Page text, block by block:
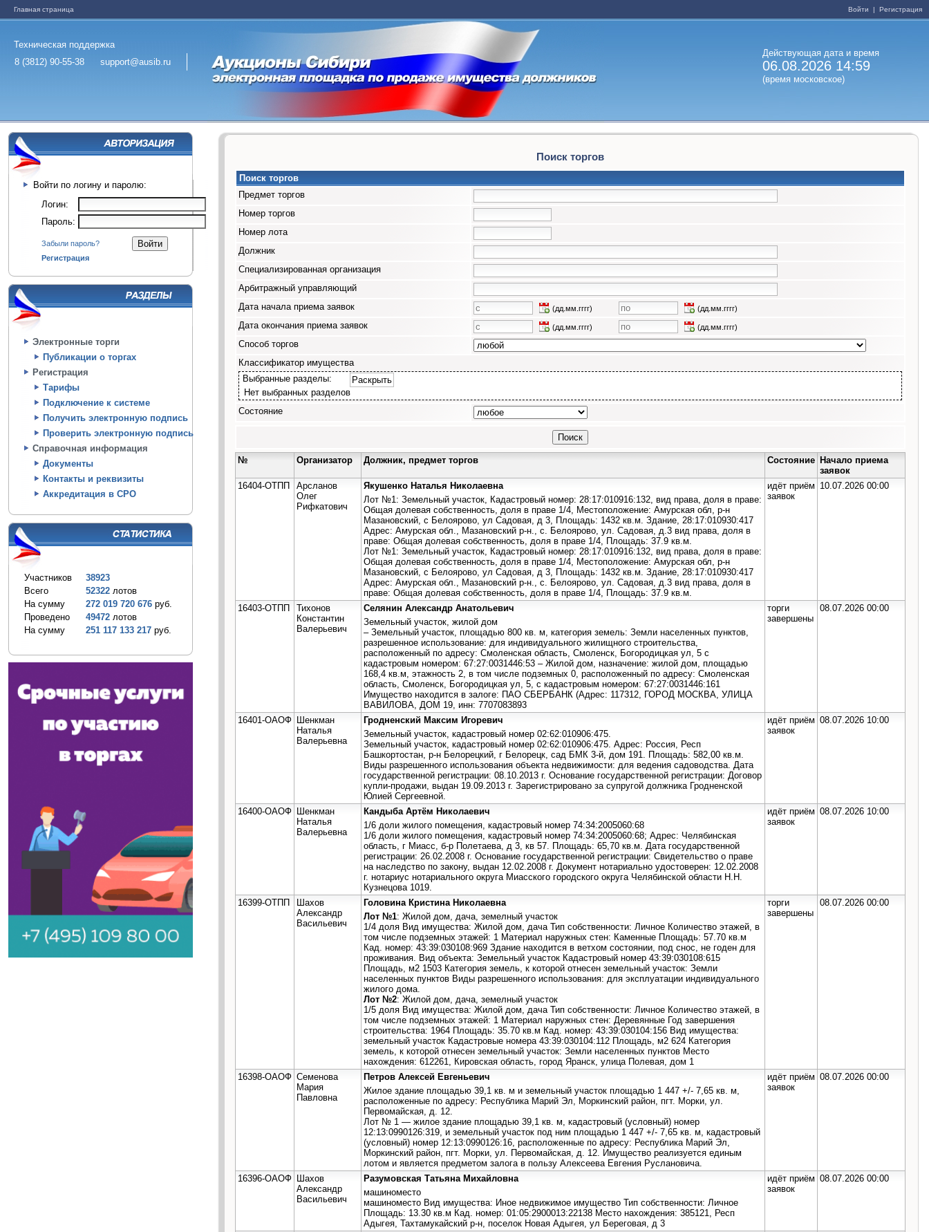
Главная страница Войти | Регистрация
Техническая поддержка
8 (3812) 90-55-38
support@ausib.ru
Действующая дата и время
06.08.2026 14:59
(время московское)
Войти по логину и паролю:
Логин:
Пароль:
Забыли пароль?
Регистрация
Электронные торги
Публикации о торгах
Регистрация
Тарифы
Подключение к системе
Получить электронную подпись
Проверить электронную подпись
Справочная информация
Документы
Контакты и реквизиты
Аккредитация в СРО
Участников
38923
Всего
52322 лотов
На сумму
272 019 720 676 руб.
Проведено
49472 лотов
На сумму
251 117 133 217 руб.
Поиск торгов
Поиск торгов
Предмет торгов
Номер торгов
Номер лота
Должник
Специализированная организация
Арбитражный управляющий
Дата начала приема заявок
(дд.мм.гггг) (дд.мм.гггг)
Дата окончания приема заявок (дд.мм.гггг) (дд.мм.гггг)
Способ торгов
Классификатор имущества
Выбранные разделы:
Раскрыть
Нет выбранных разделов
Состояние
№ Организатор Должник, предмет торгов Состояние Начало приема
заявок
16404-ОТПП
Арсланов
Олег
Рифкатович
Якушенко Наталья Николаевна
Лот №1: Земельный участок, Кадастровый номер: 28:17:010916:132, вид права, доля в праве:
Общая долевая собственность, доля в праве 1/4, Местоположение: Амурская обл, р-н
Мазановский, с Белоярово, ул Садовая, д 3, Площадь: 1432 кв.м. Здание, 28:17:010930:417
Адрес: Амурская обл., Мазановский р-н., с. Белоярово, ул. Садовая, д.3 вид права, доля в
праве: Общая долевая собственность, доля в праве 1/4, Площадь: 37.9 кв.м.
Лот №1: Земельный участок, Кадастровый номер: 28:17:010916:132, вид права, доля в праве:
Общая долевая собственность, доля в праве 1/4, Местоположение: Амурская обл, р-н
Мазановский, с Белоярово, ул Садовая, д 3, Площадь: 1432 кв.м. Здание, 28:17:010930:417
Адрес: Амурская обл., Мазановский р-н., с. Белоярово, ул. Садовая, д.3 вид права, доля в
праве: Общая долевая собственность, доля в праве 1/4, Площадь: 37.9 кв.м.
идёт приём
заявок
10.07.2026 00:00
16403-ОТПП
Тихонов
Константин
Валерьевич
Селянин Александр Анатольевич
Земельный участок, жилой дом
– Земельный участок, площадью 800 кв. м, категория земель: Земли населенных пунктов,
разрешенное использование: для индивидуального жилищного строительства,
расположенный по адресу: Смоленская область, Смоленск, Богородицкая ул, 5 с
кадастровым номером: 67:27:0031446:53 – Жилой дом, назначение: жилой дом, площадью
168,4 кв.м, этажность 2, в том числе подземных 0, расположенный по адресу: Смоленская
область, Смоленск, Богородицкая ул, 5, с кадастровым номером: 67:27:0031446:161
Имущество находится в залоге: ПАО СБЕРБАНК (Адрес: 117312, ГОРОД МОСКВА, УЛИЦА
ВАВИЛОВА, ДОМ 19, инн: 7707083893
торги
завершены
08.07.2026 00:00
16401-ОАОФ Шенкман
Наталья
Валерьевна
Гродненский Максим Игоревич
Земельный участок, кадастровый номер 02:62:010906:475.
Земельный участок, кадастровый номер 02:62:010906:475. Адрес: Россия, Респ
Башкортостан, р-н Белорецкий, г Белорецк, сад БМК 3-й, дом 191. Площадь: 582,00 кв.м.
Виды разрешенного использования объекта недвижимости: для ведения садоводства. Дата
государственной регистрации: 08.10.2013 г. Основание государственной регистрации: Договор
купли-продажи, выдан 19.09.2013 г. Зарегистрировано за супругой должника Гродненской
Юлией Сергеевной.
идёт приём
заявок
08.07.2026 10:00
16400-ОАОФ Шенкман
Наталья
Валерьевна
Кандыба Артём Николаевич
1/6 доли жилого помещения, кадастровый номер 74:34:2005060:68
1/6 доли жилого помещения, кадастровый номер 74:34:2005060:68; Адрес: Челябинская
область, г Миасс, б-р Полетаева, д 3, кв 57. Площадь: 65,70 кв.м. Дата государственной
регистрации: 26.02.2008 г. Основание государственной регистрации: Свидетельство о праве
на наследство по закону, выдан 12.02.2008 г. Документ нотариально удостоверен: 12.02.2008
г. нотариус нотариального округа Миасского городского округа Челябинской области Н.Н.
Кузнецова 1019.
идёт приём
заявок
08.07.2026 10:00
16399-ОТПП
Шахов
Александр
Васильевич
Головина Кристина Николаевна
Лот №1: Жилой дом, дача, земелный участок
1/4 доля Вид имущества: Жилой дом, дача Тип собственности: Личное Количество этажей, в
том числе подземных этажей: 1 Материал наружных стен: Каменные Площадь: 57.70 кв.м
Кад. номер: 43:39:030108:969 Здание находится в ветхом состоянии, под снос, не годен для
проживания. Вид объекта: Земельный участок Кадастровый номер 43:39:030108:615
Площадь, м2 1503 Категория земель, к которой отнесен земельный участок: Земли
населенных пунктов Виды разрешенного использования: для эксплуатации индивидуального
жилого дома.
Лот №2: Жилой дом, дача, земелный участок
1/5 доля Вид имущества: Жилой дом, дача Тип собственности: Личное Количество этажей, в
том числе подземных этажей: 1 Материал наружных стен: Деревянные Год завершения
строительства: 1964 Площадь: 35.70 кв.м Кад. номер: 43:39:030104:156 Вид имущества:
земельный участок Кадастровые номера 43:39:030104:112 Площадь, м2 624 Категория
земель, к которой отнесен земельный участок: Земли населенных пунктов Место
нахождения: 612261, Кировская область, город Яранск, улица Полевая, дом 1
торги
завершены
08.07.2026 00:00
16398-ОАОФ Семенова
Мария
Павловна
Петров Алексей Евгеньевич
Жилое здание площадью 39,1 кв. м и земельный участок площадью 1 447 +/- 7,65 кв. м,
расположенные по адресу: Республика Марий Эл, Моркинский район, пгт. Морки, ул.
Первомайская, д. 12.
Лот № 1 — жилое здание площадью 39,1 кв. м, кадастровый (условный) номер
12:13:0990126:319, и земельный участок под ним площадью 1 447 +/- 7,65 кв. м, кадастровый
(условный) номер 12:13:0990126:16, расположенные по адресу: Республика Марий Эл,
Моркинский район, пгт. Морки, ул. Первомайская, д. 12. Имущество реализуется единым
лотом и является предметом залога в пользу Алексеева Евгения Руслановича.
идёт приём
заявок
08.07.2026 00:00
16396-ОАОФ Шахов
Александр
Васильевич
Разумовская Татьяна Михайловна
машиноместо
машиноместо Вид имущества: Иное недвижимое имущество Тип собственности: Личное
Площадь: 13.30 кв.м Кад. номер: 01:05:2900013:22138 Место нахождения: 385121, Респ
Адыгея, Тахтамукайский р-н, поселок Новая Адыгея, ул Береговая, д 3
идёт приём
заявок
08.07.2026 00:00